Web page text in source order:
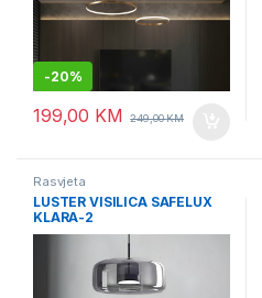
-20%
199,00 KM 249,00KM
Rasvjeta
LUSTER VISILICA SAFELUX
KLARA-2